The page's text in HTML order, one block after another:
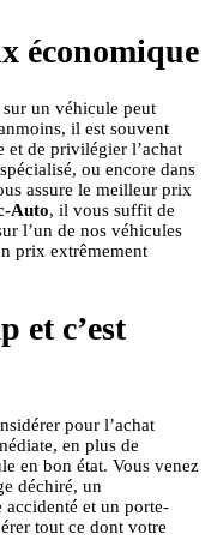
économique
sur un véhicule peut
il est souvent
et de privilégier l’achat
ou encore dans
assure le meilleur prix
Auto, il vous suffit de
l’un de nos véhicules
prix extrêmement
et c’est
pour l’achat
en plus de
en bon état. Vous venez
déchiré, un
accidenté et un porte-
tout ce dont votre